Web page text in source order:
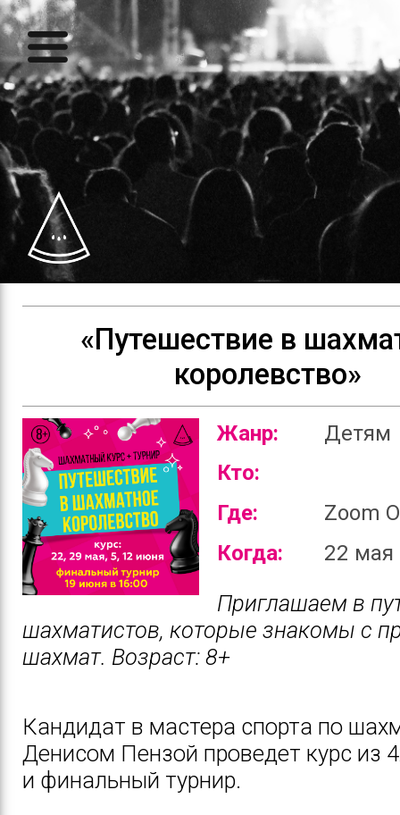
«Путешествие в
королевство»
Жанр:
Детям
Кто:
Где:
Zoom
Когда:
22 мая
Приглашаем в
шахматистов, которые знакомы с
шахмат. Возраст: 8+
Кандидат в мастера спорта по
Денисом Пензой проведет курс из
и финальный турнир.